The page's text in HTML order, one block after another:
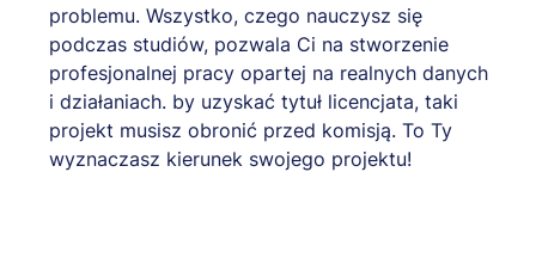
problemu. Wszystko, czego nauczysz się
podczas studiów, pozwala Ci na stworzenie
profesjonalnej pracy opartej na realnych danych
i działaniach. by uzyskać tytuł licencjata, taki
projekt musisz obronić przed komisją. To Ty
wyznaczasz kierunek swojego projektu!